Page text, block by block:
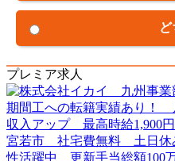
ど
プレミア求人